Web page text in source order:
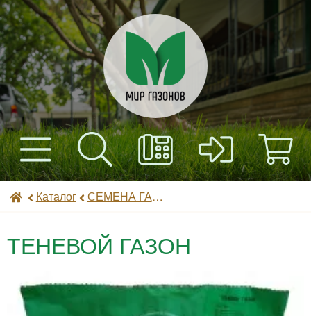
Каталог
Оплата
Контакты
+7(495) 597-82-01
Найти
Мир газонов
Каталог СЕМЕНА ГАЗОННЫХ ТРАВ
ТЕНЕВОЙ ГАЗОН